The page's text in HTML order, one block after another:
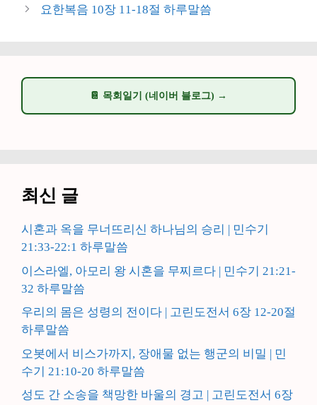
요한복음 10장 11-18절 하루말씀
📔 목회일기 (네이버 블로그) →
최신 글
시혼과 옥을 무너뜨리신 하나님의 승리 | 민수기
21:33-22:1 하루말씀
이스라엘, 아모리 왕 시혼을 무찌르다 | 민수기 21:21-
32 하루말씀
우리의 몸은 성령의 전이다 | 고린도전서 6장 12-20절
하루말씀
오봇에서 비스가까지, 장애물 없는 행군의 비밀 | 민
수기 21:10-20 하루말씀
성도 간 소송을 책망한 바울의 경고 | 고린도전서 6장